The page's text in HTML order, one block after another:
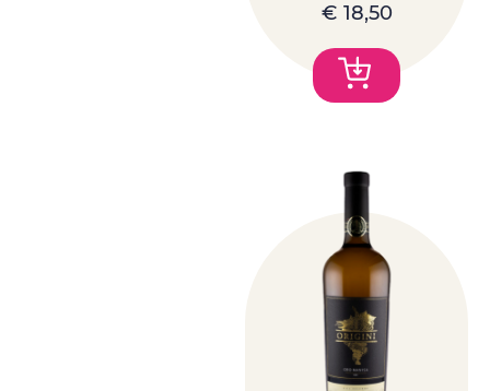
€ 18,50